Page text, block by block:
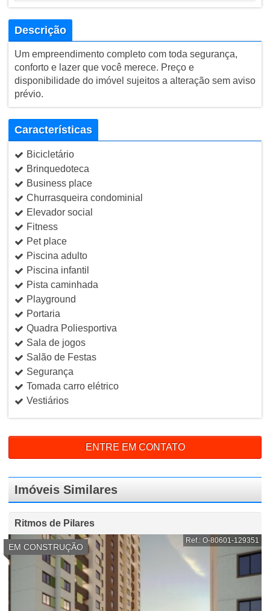
Descrição
Um empreendimento completo com toda segurança,
conforto e lazer que você merece. Preço e
disponibilidade do imóvel sujeitos a alteração sem aviso
prévio.
Características
Bicicletário
Brinquedoteca
Business place
Churrasqueira condominial
Elevador social
Fitness
Pet place
Piscina adulto
Piscina infantil
Pista caminhada
Playground
Portaria
Quadra Poliesportiva
Sala de jogos
Salão de Festas
Segurança
Tomada carro elétrico
Vestiários
ENTRE EM CONTATO
Imóveis Similares
Ritmos de Pilares
EM CONSTRUÇÃO
Ref.: O-80601-129351